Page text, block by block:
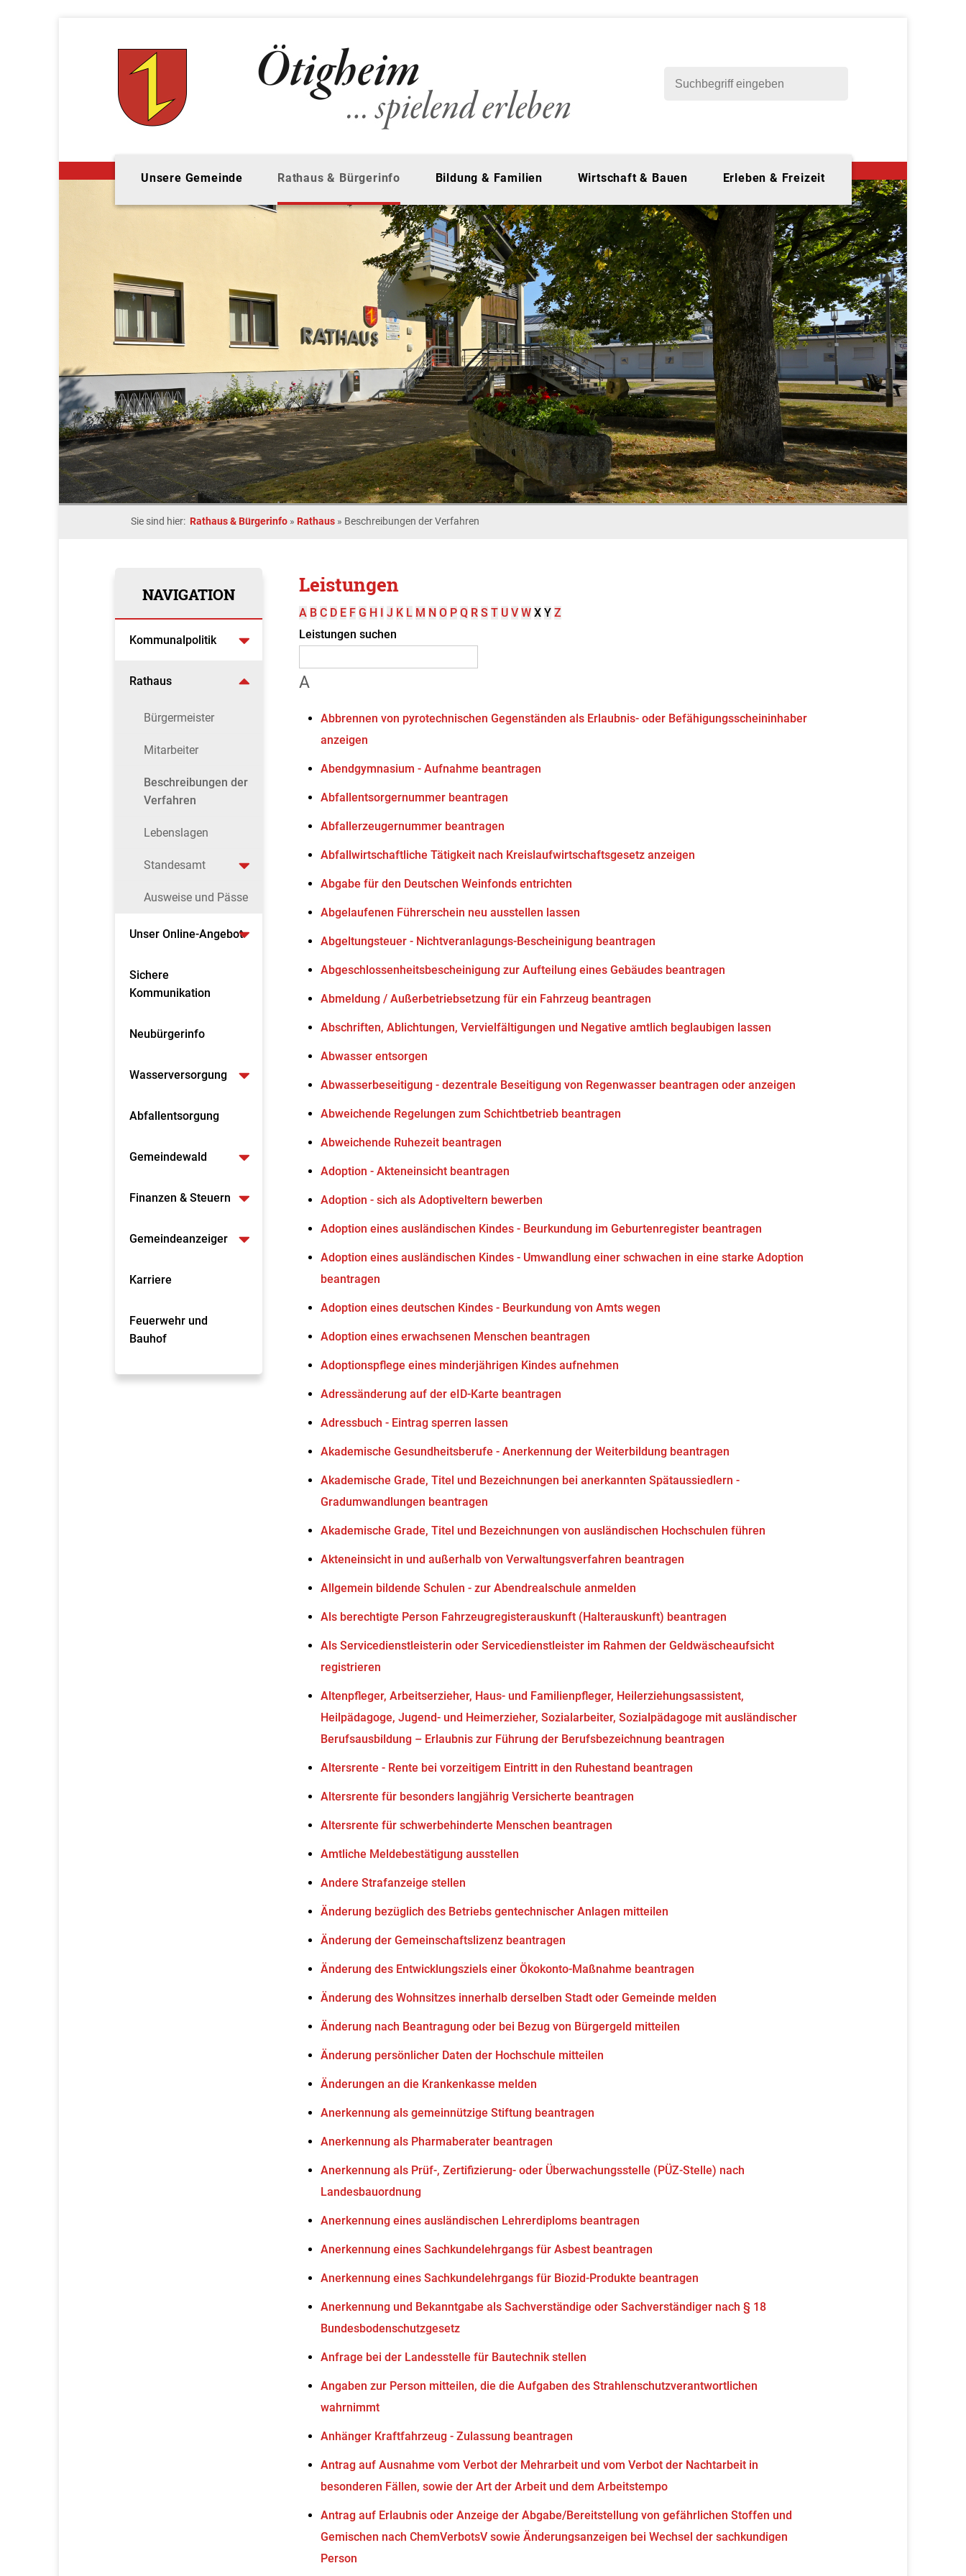
Unsere Gemeinde Rathaus & Bürgerinfo Bildung & Familien Wirtschaft & Bauen Erleben & Freizeit
Sie sind hier: Rathaus & Bürgerinfo » Rathaus » Beschreibungen der Verfahren
NAVIGATION
Kommunalpolitik
Rathaus
Bürgermeister
Mitarbeiter
Beschreibungen der
Verfahren
Lebenslagen
Standesamt
Ausweise und Pässe
Unser Online-Angebot
Sichere
Kommunikation
Neubürgerinfo
Wasserversorgung
Abfallentsorgung
Gemeindewald
Finanzen & Steuern
Gemeindeanzeiger
Karriere
Feuerwehr und
Bauhof
Leistungen
A B C D E F G H I J K L M N O P Q R S T U V W X Y Z
Leistungen suchen
A
Abbrennen von pyrotechnischen Gegenständen als Erlaubnis- oder Befähigungsscheininhaber
anzeigen
Abendgymnasium - Aufnahme beantragen
Abfallentsorgernummer beantragen
Abfallerzeugernummer beantragen
Abfallwirtschaftliche Tätigkeit nach Kreislaufwirtschaftsgesetz anzeigen
Abgabe für den Deutschen Weinfonds entrichten
Abgelaufenen Führerschein neu ausstellen lassen
Abgeltungsteuer - Nichtveranlagungs-Bescheinigung beantragen
Abgeschlossenheitsbescheinigung zur Aufteilung eines Gebäudes beantragen
Abmeldung / Außerbetriebsetzung für ein Fahrzeug beantragen
Abschriften, Ablichtungen, Vervielfältigungen und Negative amtlich beglaubigen lassen
Abwasser entsorgen
Abwasserbeseitigung - dezentrale Beseitigung von Regenwasser beantragen oder anzeigen
Abweichende Regelungen zum Schichtbetrieb beantragen
Abweichende Ruhezeit beantragen
Adoption - Akteneinsicht beantragen
Adoption - sich als Adoptiveltern bewerben
Adoption eines ausländischen Kindes - Beurkundung im Geburtenregister beantragen
Adoption eines ausländischen Kindes - Umwandlung einer schwachen in eine starke Adoption
beantragen
Adoption eines deutschen Kindes - Beurkundung von Amts wegen
Adoption eines erwachsenen Menschen beantragen
Adoptionspflege eines minderjährigen Kindes aufnehmen
Adressänderung auf der eID-Karte beantragen
Adressbuch - Eintrag sperren lassen
Akademische Gesundheitsberufe - Anerkennung der Weiterbildung beantragen
Akademische Grade, Titel und Bezeichnungen bei anerkannten Spätaussiedlern -
Gradumwandlungen beantragen
Akademische Grade, Titel und Bezeichnungen von ausländischen Hochschulen führen
Akteneinsicht in und außerhalb von Verwaltungsverfahren beantragen
Allgemein bildende Schulen - zur Abendrealschule anmelden
Als berechtigte Person Fahrzeugregisterauskunft (Halterauskunft) beantragen
Als Servicedienstleisterin oder Servicedienstleister im Rahmen der Geldwäscheaufsicht
registrieren
Altenpfleger, Arbeitserzieher, Haus- und Familienpfleger, Heilerziehungsassistent,
Heilpädagoge, Jugend- und Heimerzieher, Sozialarbeiter, Sozialpädagoge mit ausländischer
Berufsausbildung – Erlaubnis zur Führung der Berufsbezeichnung beantragen
Altersrente - Rente bei vorzeitigem Eintritt in den Ruhestand beantragen
Altersrente für besonders langjährig Versicherte beantragen
Altersrente für schwerbehinderte Menschen beantragen
Amtliche Meldebestätigung ausstellen
Andere Strafanzeige stellen
Änderung bezüglich des Betriebs gentechnischer Anlagen mitteilen
Änderung der Gemeinschaftslizenz beantragen
Änderung des Entwicklungsziels einer Ökokonto-Maßnahme beantragen
Änderung des Wohnsitzes innerhalb derselben Stadt oder Gemeinde melden
Änderung nach Beantragung oder bei Bezug von Bürgergeld mitteilen
Änderung persönlicher Daten der Hochschule mitteilen
Änderungen an die Krankenkasse melden
Anerkennung als gemeinnützige Stiftung beantragen
Anerkennung als Pharmaberater beantragen
Anerkennung als Prüf-, Zertifizierung- oder Überwachungsstelle (PÜZ-Stelle) nach
Landesbauordnung
Anerkennung eines ausländischen Lehrerdiploms beantragen
Anerkennung eines Sachkundelehrgangs für Asbest beantragen
Anerkennung eines Sachkundelehrgangs für Biozid-Produkte beantragen
Anerkennung und Bekanntgabe als Sachverständige oder Sachverständiger nach § 18
Bundesbodenschutzgesetz
Anfrage bei der Landesstelle für Bautechnik stellen
Angaben zur Person mitteilen, die die Aufgaben des Strahlenschutzverantwortlichen
wahrnimmt
Anhänger Kraftfahrzeug - Zulassung beantragen
Antrag auf Ausnahme vom Verbot der Mehrarbeit und vom Verbot der Nachtarbeit in
besonderen Fällen, sowie der Art der Arbeit und dem Arbeitstempo
Antrag auf Erlaubnis oder Anzeige der Abgabe/Bereitstellung von gefährlichen Stoffen und
Gemischen nach ChemVerbotsV sowie Änderungsanzeigen bei Wechsel der sachkundigen
Person